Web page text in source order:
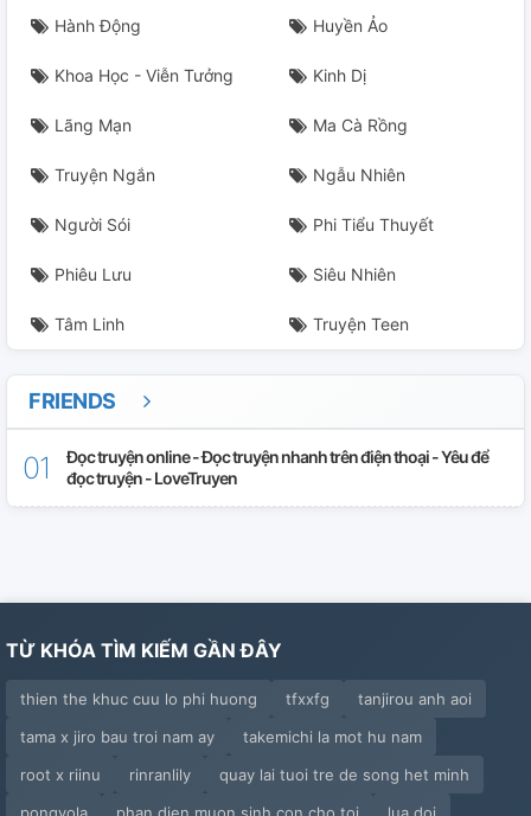
Hành Động Huyền Ảo
Khoa Học - Viễn Tưởng Kinh Dị
Lãng Mạn Ma Cà Rồng
Truyện Ngắn Ngẫu Nhiên
Người Sói Phi Tiểu Thuyết
Phiêu Lưu Siêu Nhiên
Tâm Linh Truyện Teen
FRIENDS
Đọc truyện online - Đọc truyện nhanh trên điện thoại - Yêu để
đọc truyện - LoveTruyen
TỪ KHÓA TÌM KIẾM GẦN ĐÂY
thien the khuc cuu lo phi huong tfxxfg
tanjirou anh aoi
tama x jiro bau troi nam ay
takemichi la mot hu nam
root x riinu
rinranlily
quay lai tuoi tre de song het minh